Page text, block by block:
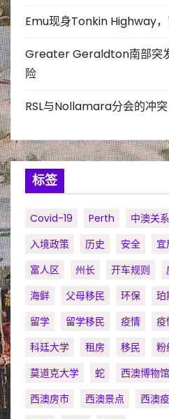
Emu现身Tonkin Highway
Greater Geraldton南部突
险
RSL与Nollamara分会的冲
标签
Covid-19 Perth 中澳关系
入境政策
历史 安全
富人区
州长 开车规则
海鲜
父母移民 环保 珀
留学
留学移民 疫情 疫
科廷大学
租房 移民 粉
莫道克大学
蛇 西澳博物馆
西澳房市
西澳景点 西澳